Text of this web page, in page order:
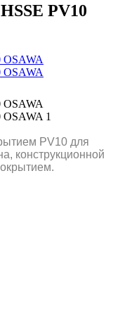
PV10
PV10 для
конструкционной